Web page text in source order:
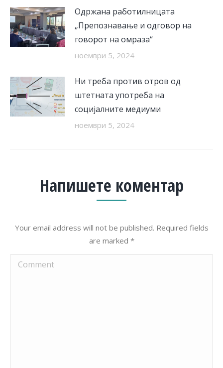
Одржана работилницата
„Препознавање и одговор на
говорот на омраза“
ноември 5, 2024
Ни треба против отров од
штетната употреба на
социјалните медиуми
ноември 5, 2024
Напишете коментар
Your email address will not be published. Required fields
are marked *
Comment